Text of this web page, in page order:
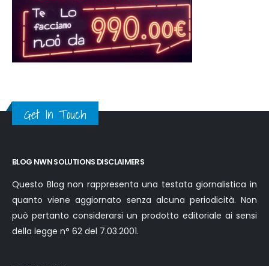
Get In Touch
BLOG NWN SOLUTIONS DISCLAIMERS
Questo Blog non rappresenta una testata giornalistica in
quanto viene aggiornato senza alcuna periodicità. Non
può pertanto considerarsi un prodotto editoriale ai sensi
della legge n° 62 del 7.03.2001.